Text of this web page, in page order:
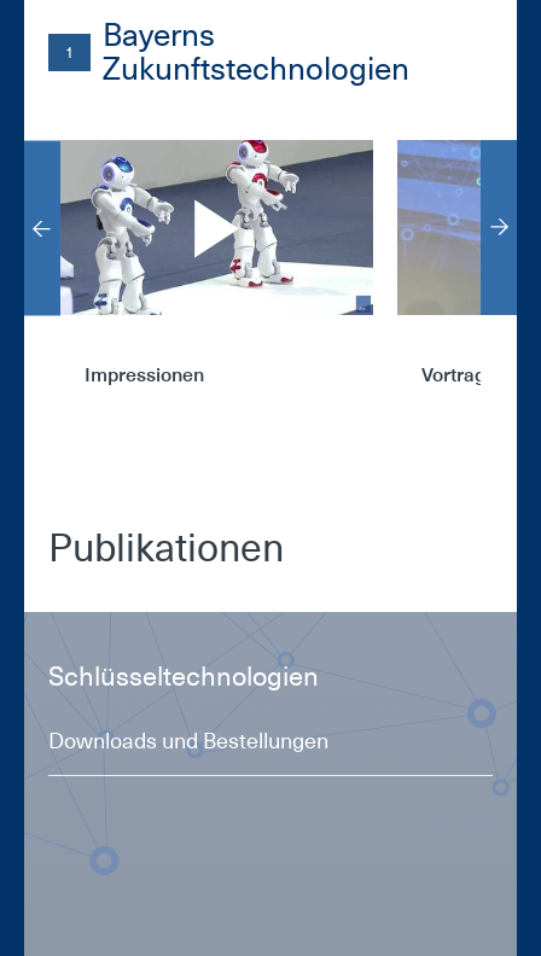
1
Bayerns
Zukunftstechnologien
Impressionen Vortrag von
Pu­bli­ka­tio­nen
Schlüs­sel­tech­no­lo­gi­en
Downloads und Bestellungen